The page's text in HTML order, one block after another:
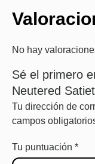
No hay
Sé el primero
Neutered
Tu dirección de
campos
Tu puntuación *